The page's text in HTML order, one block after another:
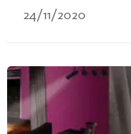
24/11/2020